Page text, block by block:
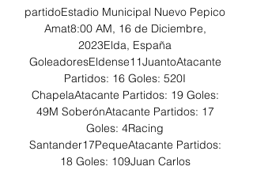
partidoEstadio Municipal Nuevo Pepico
Amat8:00 AM, 16 de Diciembre,
2023Elda, España
GoleadoresEldense11JuantoAtacante
Partidos: 16 Goles: 520I
ChapelaAtacante Partidos: 19 Goles:
49M SoberónAtacante Partidos: 17
Goles: 4Racing
Santander17PequeAtacante Partidos:
18 Goles: 109Juan Carlos